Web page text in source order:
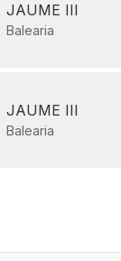
JAUME III
Balearia
JAUME III
Balearia